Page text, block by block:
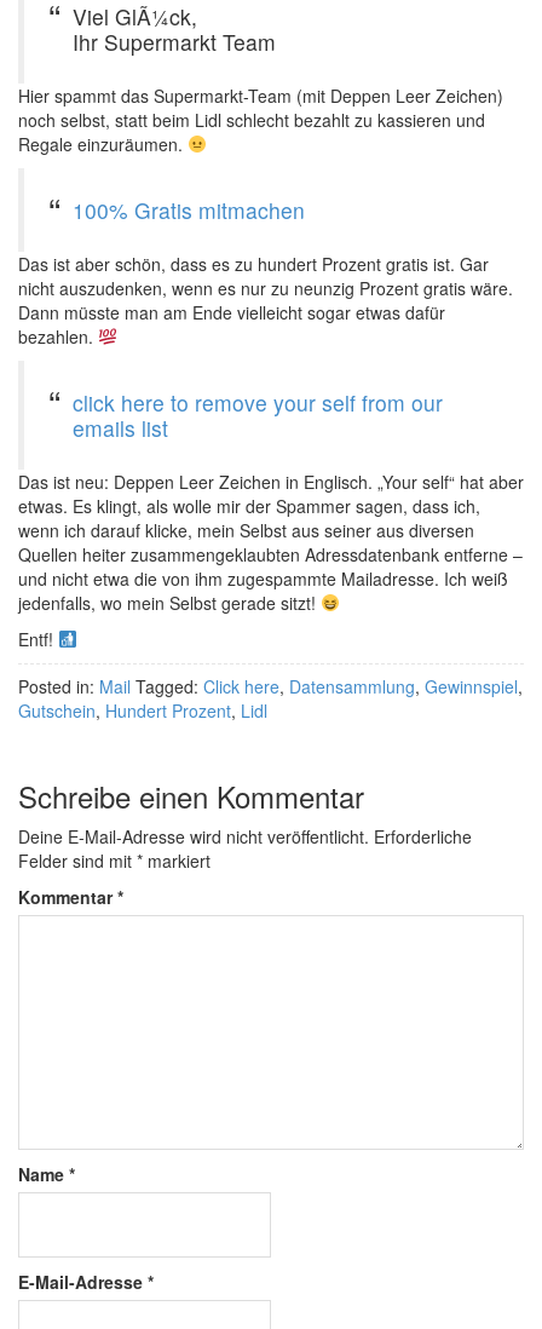
Viel GlÃ¼ck,
Ihr Supermarkt Team
Hier spammt das Supermarkt-Team (mit Deppen Leer Zeichen)
noch selbst, statt beim Lidl schlecht bezahlt zu kassieren und
Regale einzuräumen.
100% Gratis mitmachen
Das ist aber schön, dass es zu hundert Prozent gratis ist. Gar
nicht auszudenken, wenn es nur zu neunzig Prozent gratis wäre.
Dann müsste man am Ende vielleicht sogar etwas dafür
bezahlen.
click here to remove your self from our
emails list
Das ist neu: Deppen Leer Zeichen in Englisch. „Your self“ hat aber
etwas. Es klingt, als wolle mir der Spammer sagen, dass ich,
wenn ich darauf klicke, mein Selbst aus seiner aus diversen
Quellen heiter zusammengeklaubten Adressdatenbank entferne –
und nicht etwa die von ihm zugespammte Mailadresse. Ich weiß
jedenfalls, wo mein Selbst gerade sitzt!
Entf!
Posted in: Mail Tagged: Click here, Datensammlung, Gewinnspiel,
Gutschein, Hundert Prozent, Lidl
Schreibe einen Kommentar
Deine E-Mail-Adresse wird nicht veröffentlicht. Erforderliche
Felder sind mit * markiert
Kommentar*
Name *
E-Mail-Adresse *